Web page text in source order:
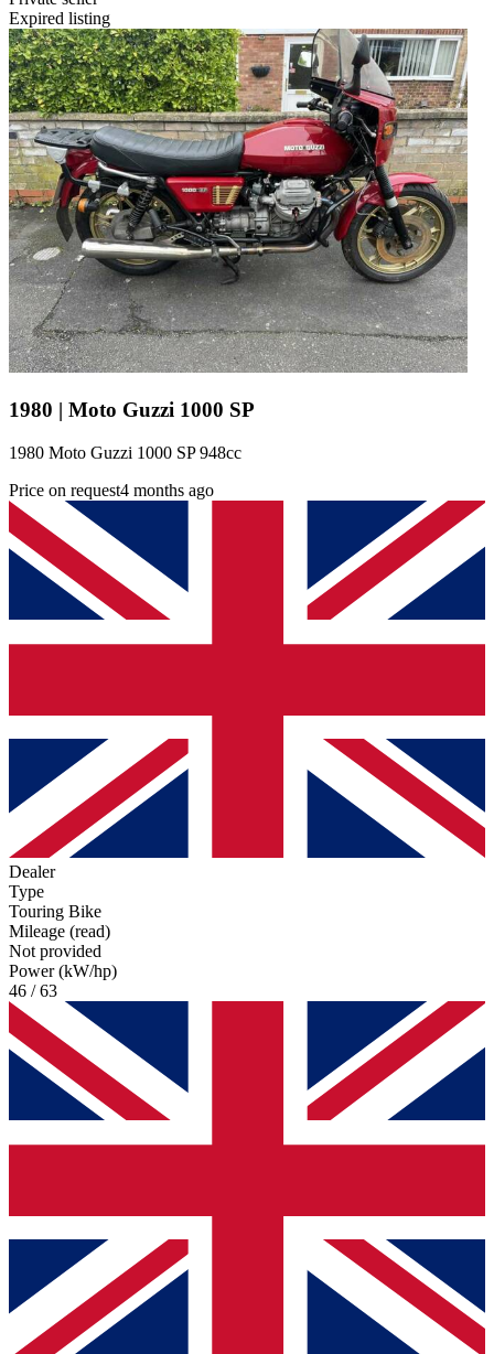
Expired listing
1980 | Moto Guzzi 1000 SP
1980 Moto Guzzi 1000 SP 948cc
Price on request4 months ago
Dealer
Type
Touring Bike
Mileage (read)
Not provided
Power (kW/hp)
46 / 63